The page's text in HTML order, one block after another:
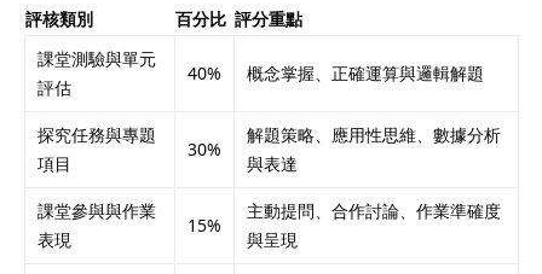
評核類別 百分比 評分重點
課堂測驗與單元
評估
40% 概念掌握、正確運算與邏輯解題
探究任務與專題
項目
30%
解題策略、應用性思維、數據分析
與表達
課堂參與與作業
表現
15%
主動提問、合作討論、作業準確度
與呈現